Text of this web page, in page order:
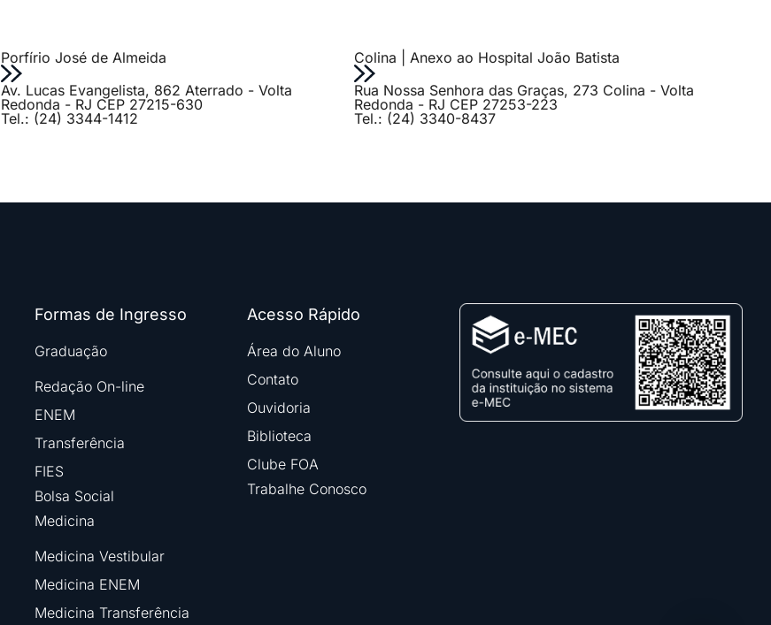
Porfírio José de Almeida
Av. Lucas Evangelista, 862 Aterrado - Volta
Redonda - RJ CEP 27215-630
Tel.: (24) 3344-1412
Colina | Anexo ao Hospital João Batista
Rua Nossa Senhora das Graças, 273 Colina - Volta
Redonda - RJ CEP 27253-223
Tel.: (24) 3340-8437
Formas de Ingresso
Graduação
Redação On-line
ENEM
Transferência
FIES
Bolsa Social
Medicina
Medicina Vestibular
Medicina ENEM
Medicina Transferência
Acesso Rápido
Área do Aluno
Contato
Ouvidoria
Biblioteca
Clube FOA
Trabalhe Conosco